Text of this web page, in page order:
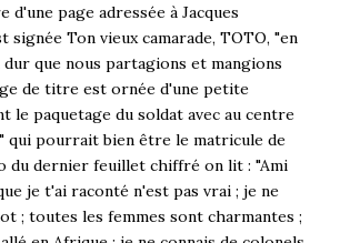
page adressée à Jacques
signée Ton vieux camarade, TOTO, "en
que nous partagions et mangions
de titre est ornée d'une petite
le paquetage du soldat avec au centre
qui pourrait bien être le matricule de
du dernier feuillet chiffré on lit : "Ami
je t'ai raconté n'est pas vrai ; je ne
; toutes les femmes sont charmantes ;